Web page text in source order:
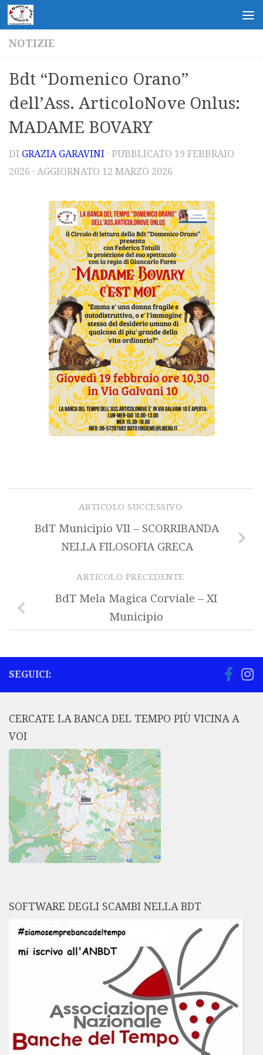
Salta al contenuto
NOTIZIE
Bdt “Domenico Orano”
dell’Ass. ArticoloNove Onlus:
MADAME BOVARY
DI GRAZIA GARAVINI · PUBBLICATO 19 FEBBRAIO
2026 · AGGIORNATO 12 MARZO 2026
ARTICOLO SUCCESSIVO
BdT Municipio VII – SCORRIBANDA
NELLA FILOSOFIA GRECA
ARTICOLO PRECEDENTE
BdT Mela Magica Corviale – XI
Municipio
SEGUICI:
CERCATE LA BANCA DEL TEMPO PIÙ VICINA A
VOI
SOFTWARE DEGLI SCAMBI NELLA BDT